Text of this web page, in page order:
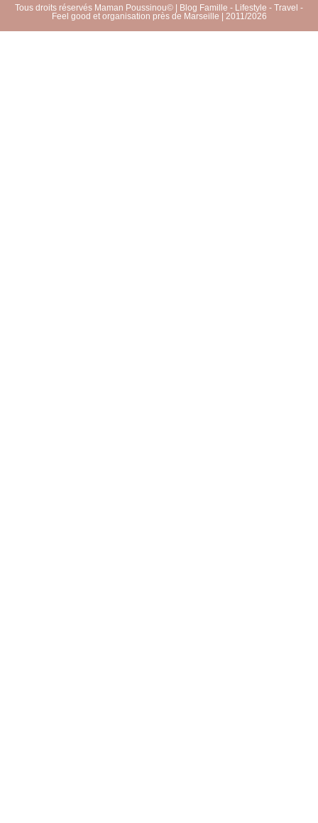
Tous droits réservés Maman Poussinou© | Blog Famille - Lifestyle - Travel -
Feel good et organisation près de Marseille | 2011/2026